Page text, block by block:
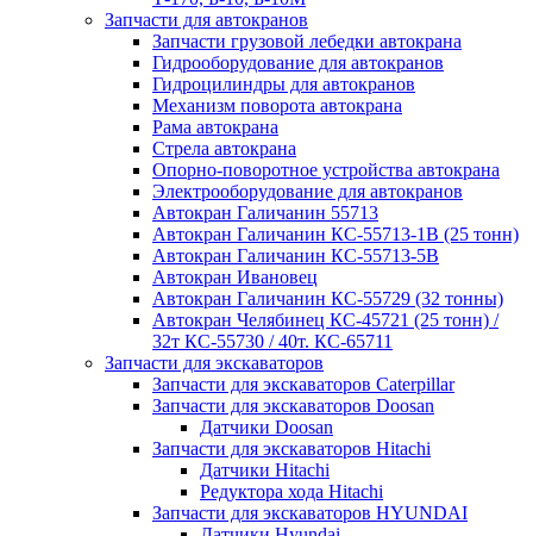
Запчасти для автокранов
Запчасти грузовой лебедки автокрана
Гидрооборудование для автокранов
Гидроцилиндры для автокранов
Механизм поворота автокрана
Рама автокрана
Стрела автокрана
Опорно-поворотное устройства автокрана
Электрооборудование для автокранов
Автокран Галичанин 55713
Автокран Галичанин КС-55713-1В (25 тонн)
Автокран Галичанин КС-55713-5В
Автокран Ивановец
Автокран Галичанин КС-55729 (32 тонны)
Автокран Челябинец КС-45721 (25 тонн) /
32т КС-55730 / 40т. КС-65711
Запчасти для экскаваторов
Запчасти для экскаваторов Caterpillar
Запчасти для экскаваторов Doosan
Датчики Doosan
Запчасти для экскаваторов Hitachi
Датчики Hitachi
Редуктора хода Hitachi
Запчасти для экскаваторов HYUNDAI